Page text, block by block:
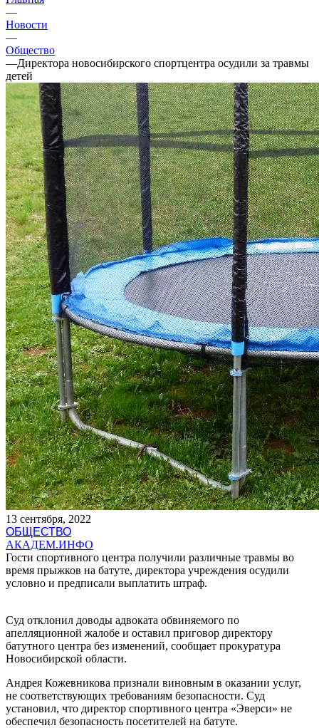
—
Новости
—
Общество
—Директора новосибирского спортцентра осудили за травмы
детей
13 сентября, 2022
ОБЩЕСТВО
АКАДЕМ.ИНФО
Гости спортивного центра получили различные травмы во
время прыжков на батуте, директора учреждения осудили
условно и предписали выплатить штраф.
Суд отклонил доводы адвоката обвиняемого по
апелляционной жалобе и оставил приговор директору
батутного центра без изменений, сообщает прокуратура
Новосибирской области.
Андрея Кожевникова признали виновным в оказании услуг,
не соответствующих требованиям безопасности. Суд
установил, что директор спортивного центра «Эверси» не
обеспечил безопасность посетителей на батуте.